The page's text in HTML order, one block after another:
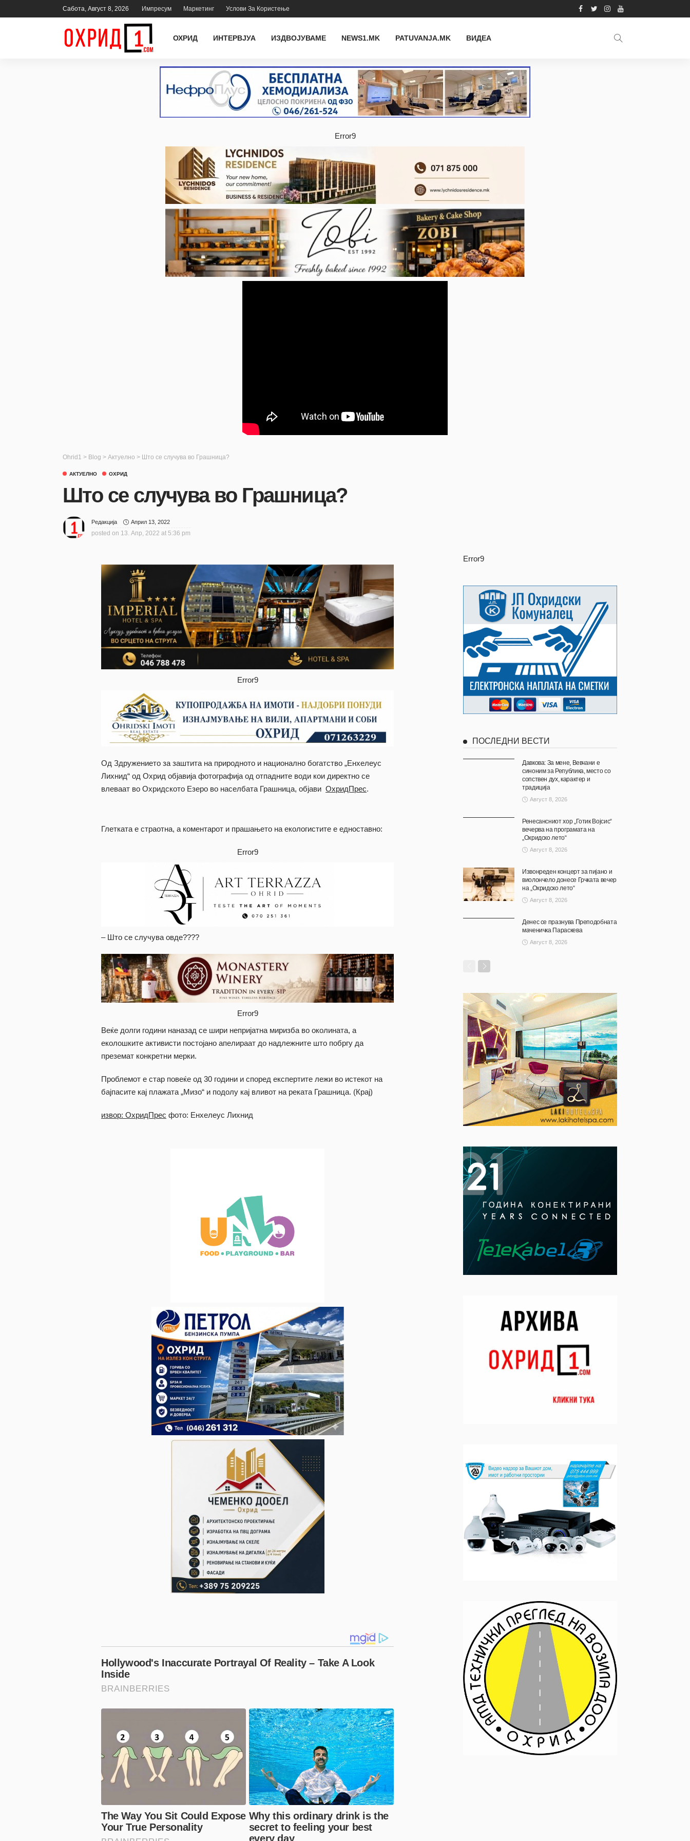
Сабота, Август 8, 2026 Импресум Маркетинг Услови За Користење
ОХРИД ИНТЕРВЈУА ИЗДВОЈУВАМЕ NEWS1.MK PATUVANJA.MK ВИДЕА
Error9
Ohrid1 > Blog > Актуелно > Што се случува во Грашница?
АКТУЕЛНО ОХРИД
Што се случува во Грашница?
Редакција Април 13, 2022
posted on 13. Апр, 2022 at 5:36 pm
Error9
Од Здружението за заштита на природното и национално богатство „Енхелеус
Лихнид“ од Охрид објавија фотографија од отпадните води кои директно се
влеваат во Охридското Езеро во населбата Грашница, објави ОхридПрес.
Глетката е страотна, а коментарот и прашањето на екологистите е едноставно:
Error9
– Што се случува овде????
Error9
Веќе долги години наназад се шири непријатна миризба во околината, а
еколошките активисти постојано апелираат до надлежните што побргу да
преземат конкретни мерки.
Проблемот е стар повеќе од 30 години и според експертите лежи во истекот на
бајпасите кај плажата „Мизо“ и подолу кај вливот на реката Грашница. (Крај)
извор: ОхридПрес фото: Енхелеус Лихнид
Error9
ПОСЛЕДНИ ВЕСТИ
Давкова: За мене, Вевчани е
синоним за Република, место со
сопствен дух, карактер и
традиција
Август 8, 2026
Ренесансниот хор „Готик Војсис“
вечерва на програмата на
„Охридско лето“
Август 8, 2026
Извонреден концерт за пијано и
виолончело донесе Грчката вечер
на „Охридско лето“
Август 8, 2026
Денес се празнува Преподобната
маченичка Параскева
Август 8, 2026